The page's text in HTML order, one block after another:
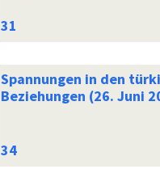
Spannungen in den
Beziehungen (26. Juni